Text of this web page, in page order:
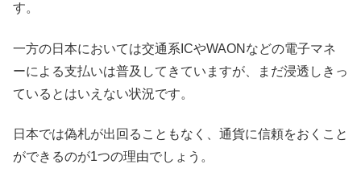
す。
一方の日本においては交通系ICやWAONなどの電子マネ
ーによる支払いは普及してきていますが、まだ浸透しきっ
ているとはいえない状況です。
日本では偽札が出回ることもなく、通貨に信頼をおくこと
ができるのが1つの理由でしょう。